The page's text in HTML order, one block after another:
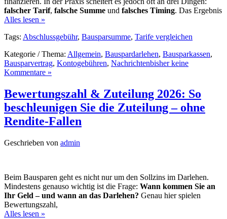
falscher Tarif, falsche Summe und falsches Timing. Das Ergebnis
Alles lesen »
Tags: Abschlussgebühr, Bausparsumme, Tarife vergleichen
Kategorie / Thema: Allgemein, Bauspardarlehen, Bausparkassen,
Bausparvertrag, Kontogebühren, Nachrichtenbisher keine
Kommentare »
Bewertungszahl & Zuteilung 2026: So
beschleunigen Sie die Zuteilung – ohne
Rendite-Fallen
Geschrieben von admin
Beim Bausparen geht es nicht nur um den Sollzins im Darlehen.
Mindestens genauso wichtig ist die Frage: Wann kommen Sie an
Ihr Geld – und wann an das Darlehen? Genau hier spielen
Bewertungszahl,
Alles lesen »